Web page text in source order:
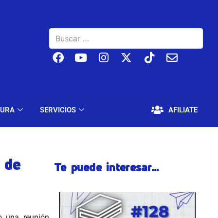
SERVICIOS AFILIATE
EDUCACIÓN Y CULTURA SERVICIOS
Te puede interesar...